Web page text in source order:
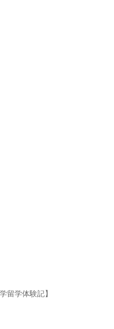
留学体験記】